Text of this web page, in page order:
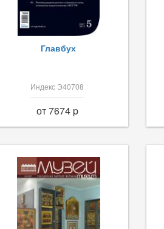
Главбух
Индекс Э40708
от 7674 p